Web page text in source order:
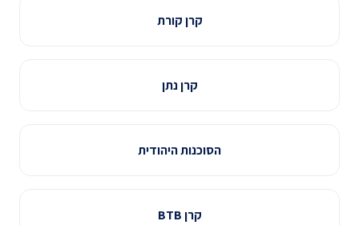
קרן קורת
קרן נתן
הסוכנות היהודית
קרן BTB